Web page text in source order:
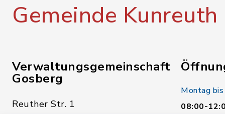
Gemeinde Kunreuth
Verwaltungsgemeinschaft
Gosberg
Reuther Str. 1
Montag
08:00-